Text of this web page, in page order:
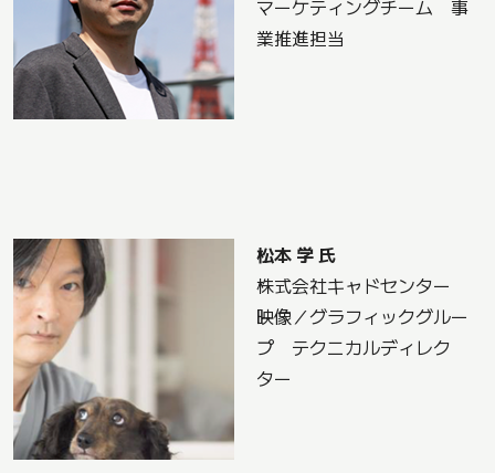
マーケティングチーム 事
業推進担当
松本 学 氏
株式会社キャドセンター
映像／グラフィックグルー
プ テクニカルディレク
ター